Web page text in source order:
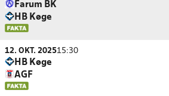
Farum BK
HB Køge
12. OKT. 202515:30
HB Køge
AGF